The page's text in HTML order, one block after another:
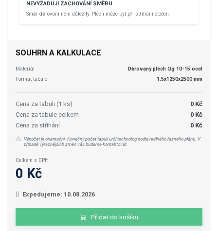
NEVYŽADUJI ZACHOVÁNÍ SMĚRU
Směr děrování není důležitý. Plech může být při stříhání otočen.
SOUHRN A KALKULACE
Materiál
Děrovaný plech Qg 10-15 ocel
Formát tabule
1.5x1250x2500 mm
Cena za tabuli (1 ks)
0 Kč
Cena za tabule celkem
0 Kč
Cena za střihání
0 Kč
Výpočet je orientační. Konečný počet tabulí určí technolog podle reálného řezného plánu. V
případě výraznějších změn vás budeme kontaktovat.
Celkem s DPH
0 Kč
Expedujeme: 10.08.2026
Přidat do košíku